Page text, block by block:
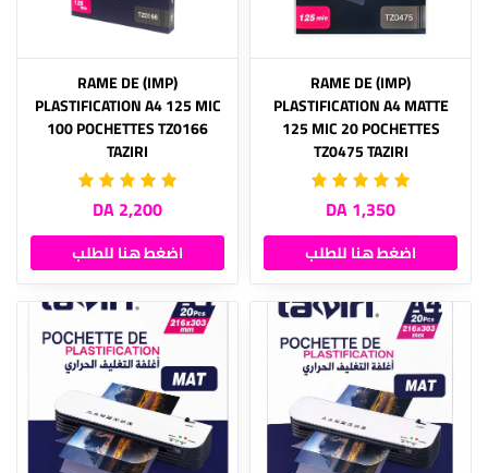
(IMP) RAME DE
PLASTIFICATION A4 MATTE
125 MIC 20 POCHETTES
TZ0475 TAZIRI
1,350 DA
اضغط هنا للطلب
(IMP) RAME DE
PLASTIFICATION A4 125 MIC
100 POCHETTES TZ0166
TAZIRI
2,200 DA
اضغط هنا للطلب